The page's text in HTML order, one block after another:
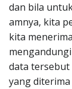
dan bila
amnya, kita
kita
data tersebut
yang